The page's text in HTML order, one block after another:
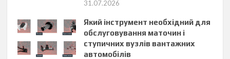
31.07.2026
Який інструмент необхідний для
обслуговування маточин і
ступичних вузлів вантажних
автомобілів